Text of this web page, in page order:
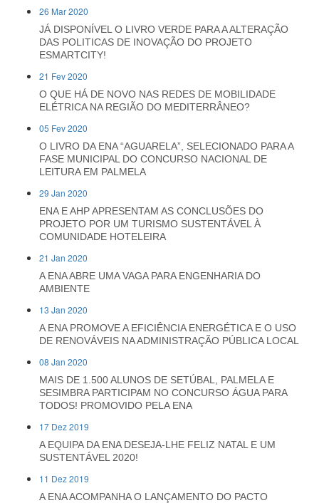
26 Mar 2020
JÁ DISPONÍVEL O LIVRO VERDE PARA A ALTERAÇÃO
DAS POLITICAS DE INOVAÇÃO DO PROJETO
ESMARTCITY!
21 Fev 2020
O QUE HÁ DE NOVO NAS REDES DE MOBILIDADE
ELÉTRICA NA REGIÃO DO MEDITERRÂNEO?
05 Fev 2020
O LIVRO DA ENA “AGUARELA”, SELECIONADO PARA A
FASE MUNICIPAL DO CONCURSO NACIONAL DE
LEITURA EM PALMELA
29 Jan 2020
ENA E AHP APRESENTAM AS CONCLUSÕES DO
PROJETO POR UM TURISMO SUSTENTÁVEL À
COMUNIDADE HOTELEIRA
21 Jan 2020
A ENA ABRE UMA VAGA PARA ENGENHARIA DO
AMBIENTE
13 Jan 2020
A ENA PROMOVE A EFICIÊNCIA ENERGÉTICA E O USO
DE RENOVÁVEIS NA ADMINISTRAÇÃO PÚBLICA LOCAL
08 Jan 2020
MAIS DE 1.500 ALUNOS DE SETÚBAL, PALMELA E
SESIMBRA PARTICIPAM NO CONCURSO ÁGUA PARA
TODOS! PROMOVIDO PELA ENA
17 Dez 2019
A EQUIPA DA ENA DESEJA-LHE FELIZ NATAL E UM
SUSTENTÁVEL 2020!
11 Dez 2019
A ENA ACOMPANHA O LANÇAMENTO DO PACTO